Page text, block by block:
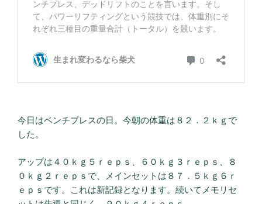
今日はベンチプレスの日。今朝の体重は８２．２ｋｇで
した。
アップは４０ｋｇ５ｒｅｐｓ、６０ｋｇ３ｒｅｐｓ、８
０ｋｇ２ｒｅｐｓで、メインセットは８７．５ｋｇ６ｒ
ｅｐｓです。これは新記録となります。続いてメモリセ